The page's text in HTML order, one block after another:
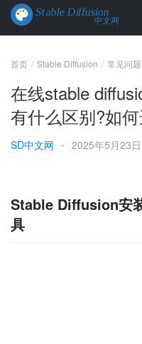
首页 Stable Diffusion 常见问题
在线stable
有什么区别?如
SD中文网 • 2025年5月23
Stable Diffusion安
具